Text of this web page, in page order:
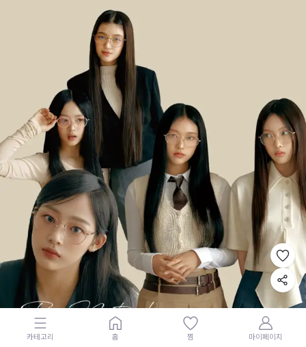
카테고리 홈 찜 마이페이지